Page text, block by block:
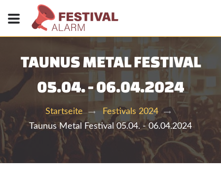
TAUNUS METAL FESTIVAL
05.04. - 06.04.2024
Startseite
Festivals 2024
Taunus Metal Festival 05.04. - 06.04.2024